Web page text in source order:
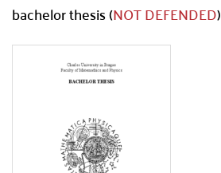
bachelor thesis (NOT DEFENDED)